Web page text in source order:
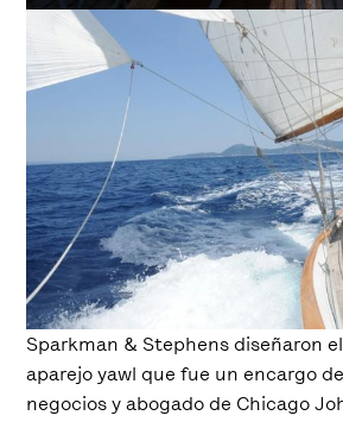
Sparkman & Stephens diseñaron el
aparejo yawl que fue un encargo
negocios y abogado de Chicago